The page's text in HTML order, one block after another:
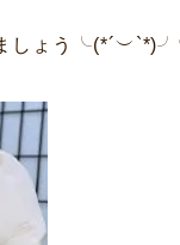
ーリングオフ
積立カード
プライバシーポリシー
古物営業法に基づく表示
しょう